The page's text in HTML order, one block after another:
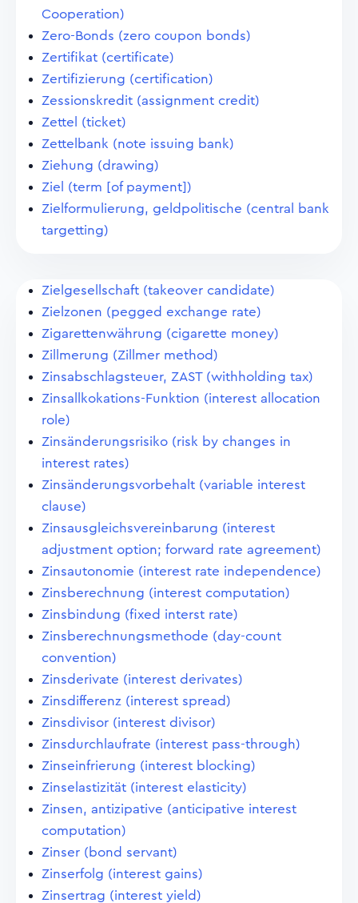
Cooperation)
Zero-Bonds (zero coupon bonds)
Zertifikat (certificate)
Zertifizierung (certification)
Zessionskredit (assignment credit)
Zettel (ticket)
Zettelbank (note issuing bank)
Ziehung (drawing)
Ziel (term [of payment])
Zielformulierung, geldpolitische (central bank
targetting)
Zielgesellschaft (takeover candidate)
Zielzonen (pegged exchange rate)
Zigarettenwährung (cigarette money)
Zillmerung (Zillmer method)
Zinsabschlagsteuer, ZAST (withholding tax)
Zinsallkokations-Funktion (interest allocation
role)
Zinsänderungsrisiko (risk by changes in
interest rates)
Zinsänderungsvorbehalt (variable interest
clause)
Zinsausgleichsvereinbarung (interest
adjustment option; forward rate agreement)
Zinsautonomie (interest rate independence)
Zinsberechnung (interest computation)
Zinsbindung (fixed interst rate)
Zinsberechnungsmethode (day-count
convention)
Zinsderivate (interest derivates)
Zinsdifferenz (interest spread)
Zinsdivisor (interest divisor)
Zinsdurchlaufrate (interest pass-through)
Zinseinfrierung (interest blocking)
Zinselastizität (interest elasticity)
Zinsen, antizipative (anticipative interest
computation)
Zinser (bond servant)
Zinserfolg (interest gains)
Zinsertrag (interest yield)